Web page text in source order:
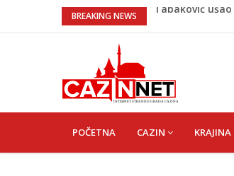
BREAKING NEWS
“Pečat slobodi
kantona
Velika Kladuša
tragediju
Tabaković
NAVIGATION
POČETNA CAZIN KRAJINA